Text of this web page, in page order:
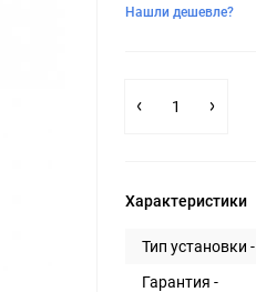
Нашли дешевле?
Характеристики
Тип установки -
Гарантия -